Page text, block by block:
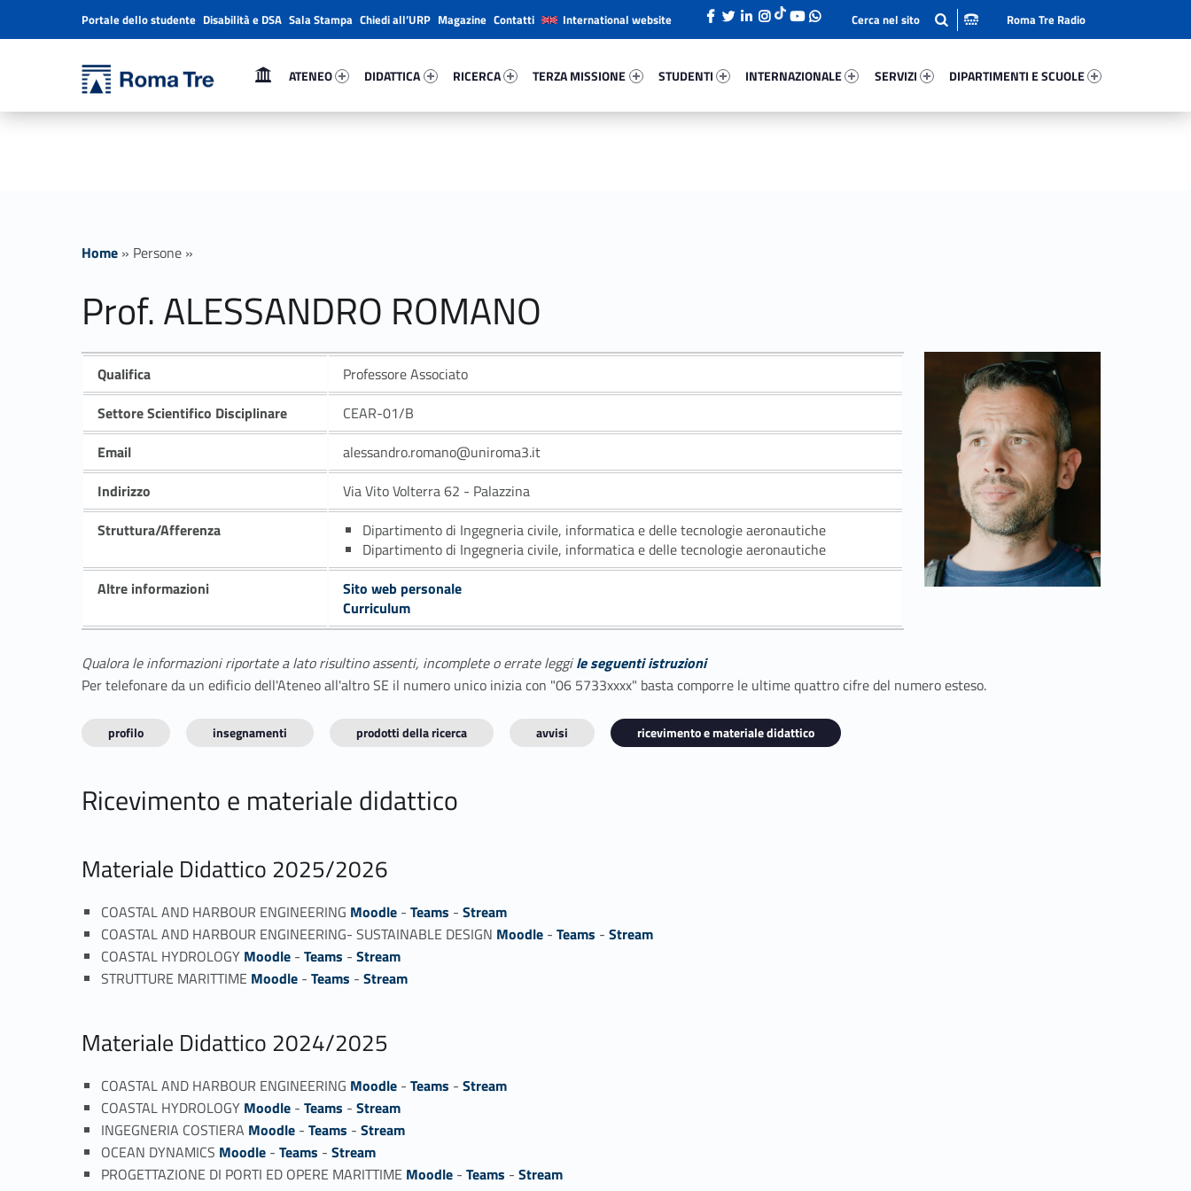
Prof. ALESSANDRO ROMANO - Università Roma Tre
Primary Menu
ATENEO
DIDATTICA
RICERCA
TERZA MISSIONE
STUDENTI
INTERNAZIONALE
SERVIZI
DIPARTIMENTI E SCUOLE
Header info sidebar
Portale dello studente Disabilità e DSA Sala Stampa Chiedi all’URP Magazine Contatti International website Roma Tre Radio
Home » Persone »
Prof. ALESSANDRO ROMANO
Qualifica
Professore Associato
Settore Scientifico Disciplinare
CEAR-01/B
Email
alessandro.romano@uniroma3.it
Indirizzo
Via Vito Volterra 62 - Palazzina
Struttura/Afferenza
Dipartimento di Ingegneria civile, informatica e delle tecnologie aeronautiche
Dipartimento di Ingegneria civile, informatica e delle tecnologie aeronautiche
Altre informazioni
Sito web personale
Curriculum
Qualora le informazioni riportate a lato risultino assenti, incomplete o errate leggile seguenti istruzioni
Per telefonare da un edificio dell'Ateneo all'altro SE il numero unico inizia con "06 5733xxxx" basta comporre le ultime quattro cifre del numero esteso.
profilo insegnamenti prodotti della ricerca avvisi ricevimento e materiale didattico
Ricevimento e materiale didattico
Materiale Didattico 2025/2026
COASTAL AND HARBOUR ENGINEERING Moodle -Teams -Stream
COASTAL AND HARBOUR ENGINEERING- SUSTAINABLE DESIGN Moodle -Teams -Stream
COASTAL HYDROLOGY Moodle -Teams -Stream
STRUTTURE MARITTIME Moodle -Teams -Stream
Materiale Didattico 2024/2025
COASTAL AND HARBOUR ENGINEERING Moodle -Teams -Stream
COASTAL HYDROLOGY Moodle -Teams -Stream
INGEGNERIA COSTIERA Moodle -Teams -Stream
OCEAN DYNAMICS Moodle -Teams -Stream
PROGETTAZIONE DI PORTI ED OPERE MARITTIME Moodle -Teams -Stream